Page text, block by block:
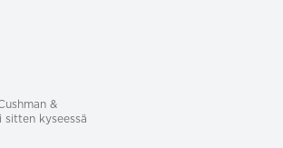
&
kyseessä